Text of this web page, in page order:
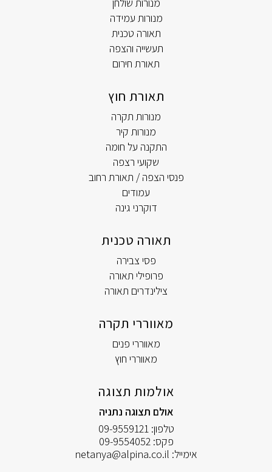
מנורות עמידה
תאורה טכנית
תעשייה והצפה
תאורת חירום
תאורת חוץ
מנורות תקרה
מנורות קיר
התקנה על חומה
שקועי רצפה
פנסי הצפה / תאורת רחוב
עמודים
דוקרני גינה
תאורה טכנית
פסי צבירה
פרופילי תאורה
צילינדרים תאורה
מאווררי תקרה
מאווררי פנים
מאווררי חוץ
אולמות תצוגה
אולם תצוגה נתניה
טלפון:09-9559121
פקס:09-9554052
אימייל: netanya@alpina.co.il